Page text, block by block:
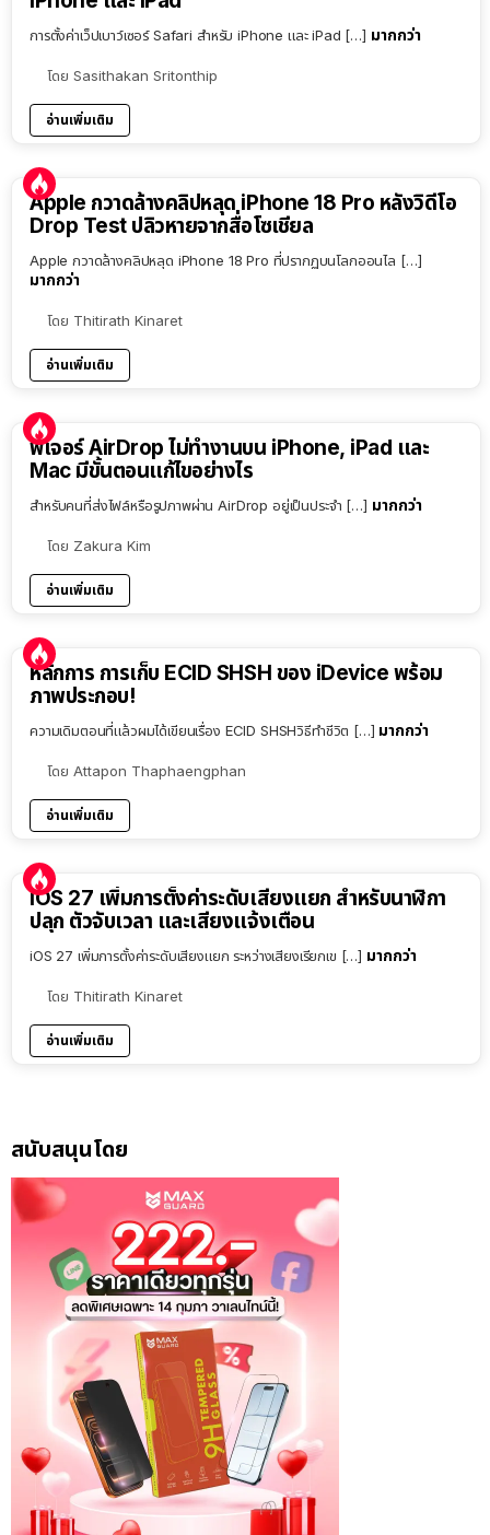
การตั้งค่าเว็ปเบาว์เซอร์ Safari สำหรับ iPhone และ iPad […] มากกว่า
โดย Sasithakan Sritonthip
อ่านเพิ่มเติม
Apple กวาดล้างคลิปหลุด iPhone 18 Pro หลังวิดีโอ
Drop Test ปลิวหายจากสื่อโซเชียล
Apple กวาดล้างคลิปหลุด iPhone 18 Pro ที่ปรากฏบนโลกออนไล […]
มากกว่า
โดย Thitirath Kinaret
อ่านเพิ่มเติม
ฟีเจอร์ AirDrop ไม่ทำงานบน iPhone, iPad และ
Mac มีขั้นตอนแก้ไขอย่างไร
สำหรับคนที่ส่งไฟล์หรือรูปภาพผ่าน AirDrop อยู่เป็นประจำ […] มากกว่า
โดย Zakura Kim
อ่านเพิ่มเติม
หลักการ การเก็บ ECID SHSH ของ iDevice พร้อม
ภาพประกอบ!
ความเดิมตอนที่แล้วผมได้เขียนเรื่อง ECID SHSHวิธีทำชีวิต […] มากกว่า
โดย Attapon Thaphaengphan
อ่านเพิ่มเติม
iOS 27 เพิ่มการตั้งค่าระดับเสียงแยก สำหรับนาฬิกา
ปลุก ตัวจับเวลา และเสียงแจ้งเตือน
iOS 27 เพิ่มการตั้งค่าระดับเสียงแยก ระหว่างเสียงเรียกเข […] มากกว่า
โดย Thitirath Kinaret
อ่านเพิ่มเติม
สนับสนุนโดย